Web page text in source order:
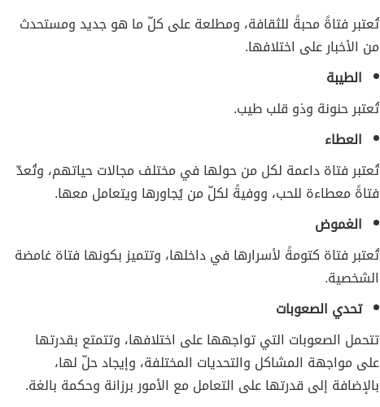
تُعتبر فتاةً محبةً للثقافة، ومطلعة على كلّ ما هو جديد ومستحدث
من الأخبار على اختلافها.
الطيبة
تُعتبر حنونة وذو قلب طيب.
العطاء
تُعتبر فتاة داعمة لكل من حولها في مختلف مجالات حياتهم، وتُعدّ
فتاةً معطاءة للحب، ووفيةً لكلّ من يُجاورها ويتعامل معها.
الغموض
تُعتبر فتاة كتومةً لأسرارها في داخلها، وتتميز بكونها فتاة غامضة
الشخصية.
تحدي الصعوبات
تتحمل الصعوبات التي تواجهها على اختلافها، وتتمتع بقدرتها
على مواجهة المشاكل والتحديات المختلفة، وإيجاد حلّ لها،
بالإضافة إلى قدرتها على التعامل مع الأمور برزانة وحكمة بالغة.